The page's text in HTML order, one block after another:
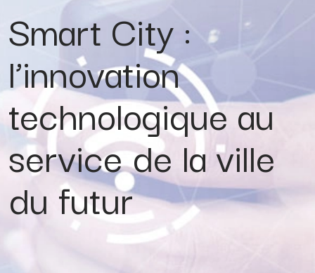
Smart City :
l’innovation
technologique au
service de la ville
du futur